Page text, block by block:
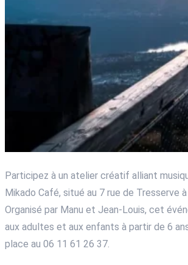
Participez à un atelier créatif alliant
Mikado Café, situé au 7 rue de Tresserve
Organisé par Manu et Jean-Louis, cet
aux adultes et aux enfants à partir de 6
place au 06 11 61 26 37.